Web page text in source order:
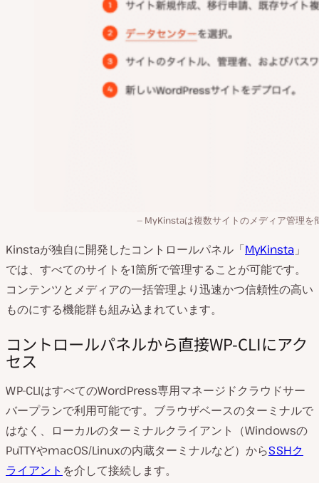
MyKinstaは複数サイトのメディア管理を
Kinstaが独自に開発したコントロールパネル「MyKinsta 」
では、すべてのサイトを1箇所で管理することが可能です。
コンテンツとメディアの一括管理より迅速かつ信頼性の高い
ものにする機能群も組み込まれています。
コントロールパネルから直接WP-CLIにアク
セス
WP-CLIはすべてのWordPress専用マネージドクラウドサー
バープランで利用可能です。ブラウザベースのターミナルで
はなく、ローカルのターミナルクライアント（Windowsの
PuTTYやmacOS/Linuxの内蔵ターミナルなど）からSSHク
ライアント を介して接続します。